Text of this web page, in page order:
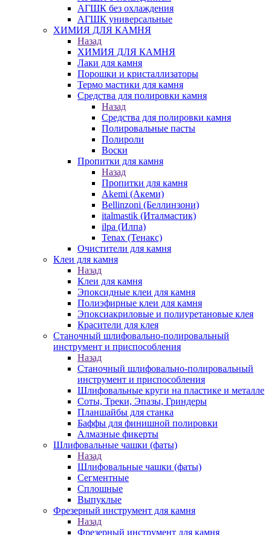
АГШК без охлаждения
АГШК универсальные
ХИМИЯ ДЛЯ КАМНЯ
Назад
ХИМИЯ ДЛЯ КАМНЯ
Лаки для камня
Порошки и кристаллизаторы
Термо мастики для камня
Средства для полировки камня
Назад
Средства для полировки камня
Полировальные пасты
Полироли
Воски
Пропитки для камня
Назад
Пропитки для камня
Akemi (Акеми)
Bellinzoni (Беллинзони)
italmastik (Италмастик)
ilpa (Илпа)
Tenax (Тенакс)
Очистители для камня
Клеи для камня
Назад
Клеи для камня
Эпоксидные клеи для камня
Полиэфирные клеи для камня
Эпоксиакриловые и полиуретановые клея
Красители для клея
Станочный шлифовально-полировальный
инструмент и приспособления
Назад
Станочный шлифовально-полировальный
инструмент и приспособления
Шлифовальные круги на пластике и металле
Соты, Треки, Эпазы, Гриндеры
Планшайбы для станка
Баффы для финишной полировки
Алмазные фикерты
Шлифовальные чашки (фаты)
Назад
Шлифовальные чашки (фаты)
Сегментные
Сплошные
Выпуклые
Фрезерный инструмент для камня
Назад
Фрезерный инструмент для камня